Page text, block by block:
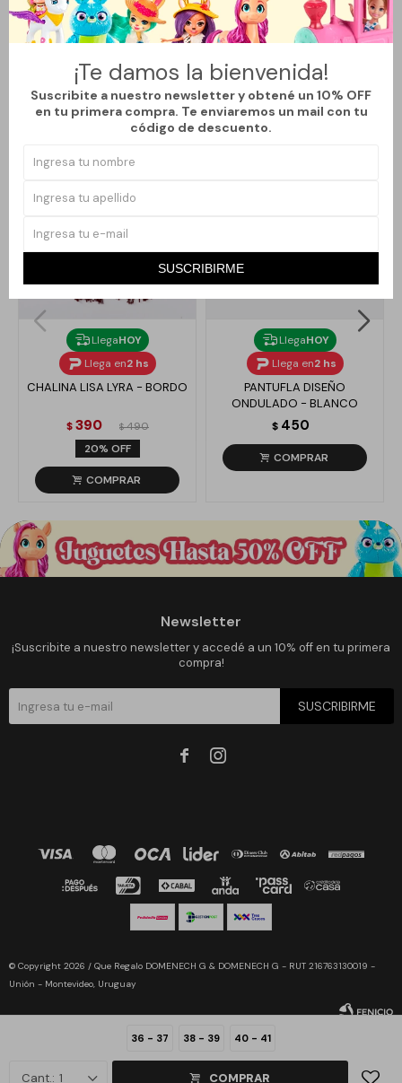
¡Te damos la bienvenida!
Suscribite a nuestro newsletter y obtené un 10% OFF
en tu primera compra. Te enviaremos un mail con tu
código de descuento.
SUSCRIBIRME
36 - 37 38 - 39 40 - 41
1 COMPRAR
Métodos y costos de envío
Productos que te pueden interesar
LlegaHOY
Llega en2 hs
CHALINA LISA LYRA - BORDO
$ 390 $ 490
20
LlegaHOY
Llega en2 hs
PANTUFLA DISEÑO
ONDULADO - BLANCO
$ 450
Newsletter
¡Suscribite a nuestro newsletter y accedé a un 10% off en tu primera
compra!
SUSCRIBIRME
 
© Copyright 2026 / Que Regalo DOMENECH G & DOMENECH G - RUT 216763130019 -
Unión - Montevideo, Uruguay